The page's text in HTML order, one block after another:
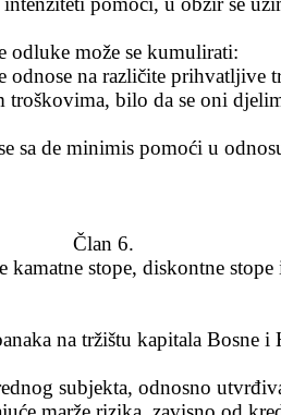
odluke može se kumulirati:
odnose na različite prihvatljive
bilo da se oni
sa de minimis pomoći u
Član 6.
kamatne stope, diskontne
na tržištu kapitala Bosne
subjekta, odnosno